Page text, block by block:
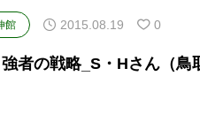
館 2015.08.19 0
者の戦略_S・Hさん（鳥